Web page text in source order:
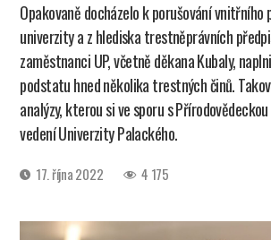
Opakovaně docházelo k porušování vnitřního
univerzity a z hlediska trestněprávních
zaměstnanci UP, včetně děkana Kubaly,
podstatu hned několika trestných činů.
analýzy, kterou si ve sporu s
vedení Univerzity Palackého.
Datum
příspěvku
17. října 2022 4 175